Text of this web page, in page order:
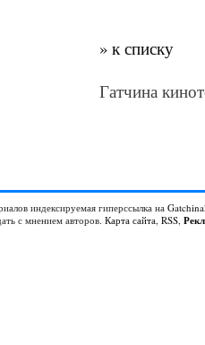
» к списку
Гатчина
индексируемая гиперссылка на
с мнением авторов. Карта сайта, RSS,